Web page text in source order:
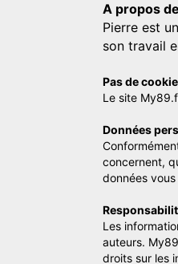
A propos
Pierre est
son travail
Pas de
Le site
Données
concernent,
données
Les
auteurs.
droits sur les